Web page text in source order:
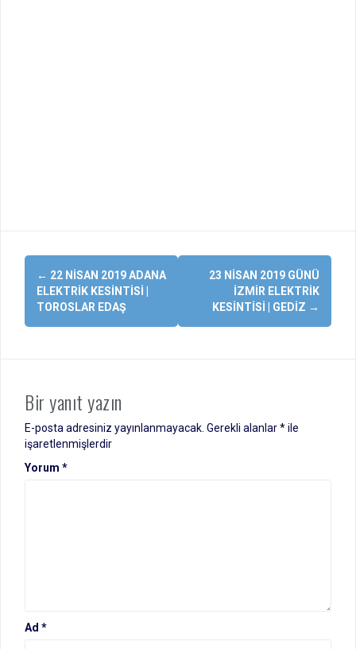
Yazı
dolaşımı
← 22 NISAN 2019 ADANA
ELEKTRIK KESINTISI |
TOROSLAR EDAŞ
23 NISAN 2019 GÜNÜ
İZMIR ELEKTRIK
KESINTISI | GEDIZ →
Bir yanıt yazın
E-posta adresiniz yayınlanmayacak. Gerekli alanlar*ile
işaretlenmişlerdir
Yorum *
Ad *